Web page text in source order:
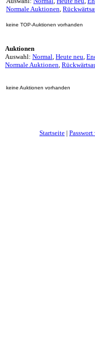
Normale Auktionen,
keine TOP-Auktionen vorhanden
Auktionen
Auswahl: Normal, Heute neu,
Normale Auktionen,
keine Auktionen vorhanden
Startseite | Passwort